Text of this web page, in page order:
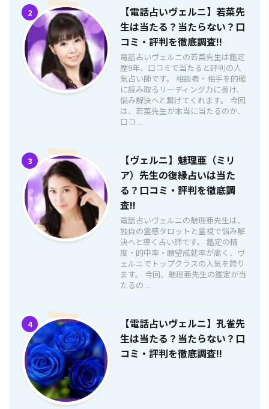
2
【電話占いヴェルニ】若菜先
生は当たる？当たらない？口
コミ・評判を徹底調査!!
電話占いヴェルニの若菜先生は鑑定
歴9年、口コミで当たると評判の人
気占い師です。 相談者・相手を的確
に読み取るリーディング力に長け、
悩み解決へと繋げてくれます。 今回
は、若菜先生が本当に当たるのか、
口コ ...
3
【ヴェルニ】魅理亜（ミリ
ア）先生の復縁占いは当た
る？口コミ・評判を徹底調
査!!
電話占いヴェルニの魅理亜先生は、
独自の霊感タロットと霊視で悩み解
決へと導く占い師です。 鑑定の精
度・的中率・願望成就率が高く、ヴ
ェルニでトップクラスの人気を誇り
ます。 今回、魅理亜先生の鑑定が当
たるの ...
4
【電話占いヴェルニ】孔雀先
生は当たる？当たらない？口
コミ・評判を徹底調査!!